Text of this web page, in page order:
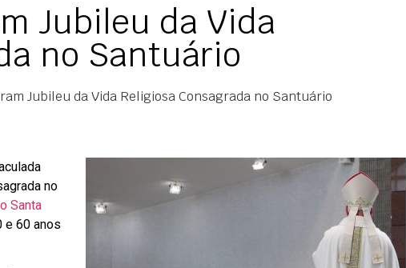
Jubileu da Vida
no Santuário
Jubileu da Vida Religiosa Consagrada no Santuário
no
Santa
e 60 anos